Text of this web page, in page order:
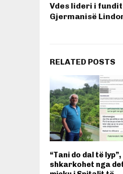
Vdes lideri i
Gjermanisë
RELATED POSTS
“Tani do dal të lyp”,
shkarkohet nga